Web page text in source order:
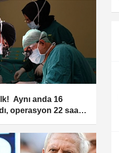
Aynı anda 16
operasyon 22 saat
Taner Özdemir